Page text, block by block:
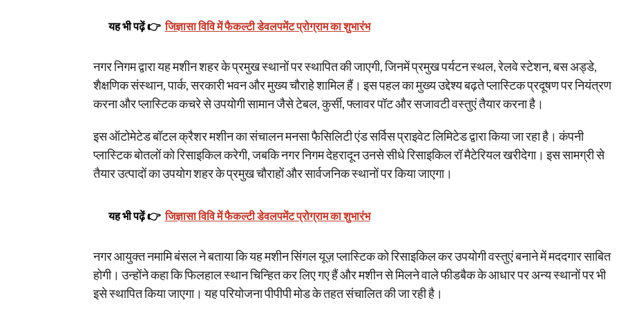
यह भी पढ़ें 👉 जिज्ञासा विवि में फैकल्टी डेवलपमेंट प्रोग्राम का शुभारंभ
नगर निगम द्वारा यह मशीन शहर के प्रमुख स्थानों पर स्थापित की जाएगी, जिनमें प्रमुख पर्यटन स्थल, रेलवे स्टेशन, बस अड्डे,
शैक्षणिक संस्थान, पार्क, सरकारी भवन और मुख्य चौराहे शामिल हैं। इस पहल का मुख्य उद्देश्य बढ़ते प्लास्टिक प्रदूषण पर नियंत्रण
करना और प्लास्टिक कचरे से उपयोगी सामान जैसे टेबल, कुर्सी, फ्लावर पॉट और सजावटी वस्तुएं तैयार करना है।
इस ऑटोमेटेड बॉटल क्रैशर मशीन का संचालन मनसा फैसिलिटी एंड सर्विस प्राइवेट लिमिटेड द्वारा किया जा रहा है। कंपनी
प्लास्टिक बोतलों को रिसाइकिल करेगी, जबकि नगर निगम देहरादून उनसे सीधे रिसाइकिल रॉ मैटेरियल खरीदेगा। इस सामग्री से
तैयार उत्पादों का उपयोग शहर के प्रमुख चौराहों और सार्वजनिक स्थानों पर किया जाएगा।
यह भी पढ़ें 👉 जिज्ञासा विवि में फैकल्टी डेवलपमेंट प्रोग्राम का शुभारंभ
नगर आयुक्त नमामि बंसल ने बताया कि यह मशीन सिंगल यूज़ प्लास्टिक को रिसाइकिल कर उपयोगी वस्तुएं बनाने में मददगार साबित
होगी। उन्होंने कहा कि फिलहाल स्थान चिन्हित कर लिए गए हैं और मशीन से मिलने वाले फीडबैक के आधार पर अन्य स्थानों पर भी
इसे स्थापित किया जाएगा। यह परियोजना पीपीपी मोड के तहत संचालित की जा रही है।